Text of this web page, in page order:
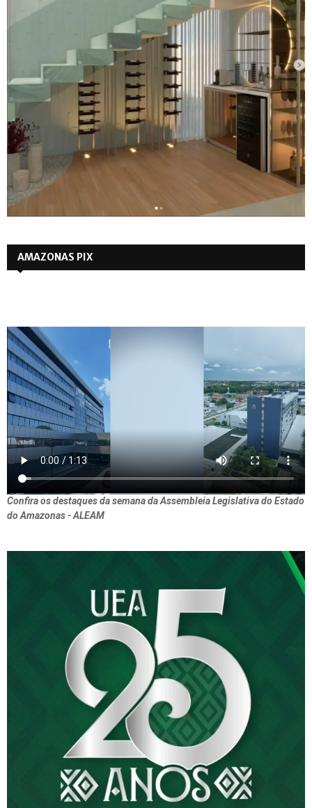
AMAZONAS PIX
Confira os destaques da semana da Assembleia Legislativa do Estado
do Amazonas - ALEAM